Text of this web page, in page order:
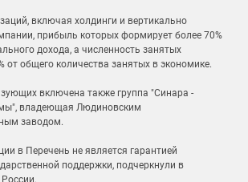
включая холдинги и вертикально
прибыль которых формирует более 70%
дохода, а численность занятых
от общего количества занятых в экономике.
включена также группа "Синара -
владеющая Людиновским
заводом.
в Перечень не является гарантией
поддержки, подчеркнули в